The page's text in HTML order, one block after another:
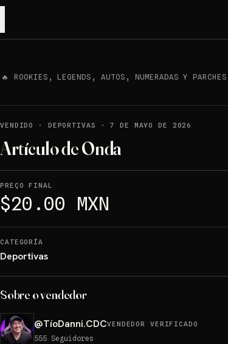
ROOKIES, LEGENDS, AUTOS, NUMERADAS Y PARCHES
VENDIDO · DEPORTIVAS ·7 DE MAYO DE 2026
Artículo de Onda
PREÇO FINAL
$20.00 MXN
CATEGORÍA
Deportivas
Sobre o vendedor
@TíoDanni.CDCVENDEDOR VERIFICADO
555 Seguidores